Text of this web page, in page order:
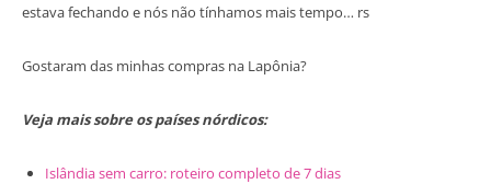
estava fechando e nós não tínhamos mais tempo… rs
Gostaram das minhas compras na Lapônia?
Veja mais sobre os países nórdicos:
Islândia sem carro: roteiro completo de 7 dias